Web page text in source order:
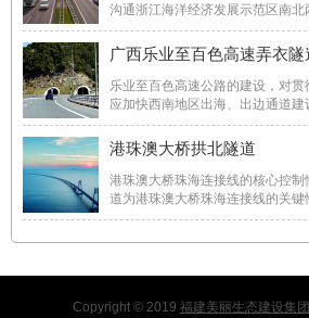
沟通浙江海洋经济发展示范区南
杭州湾产业带和杭州都市经济圈
济互动，而且更有利于浙江海洋经
广西乐业至百色高速弄衣隧
乐业至百色高速公路的建设，对
应加快西南地区出海、出边通道
口及高速公路网结构，改善百色
条件和投资环境，促进沿线地区特
实意义。弄衣隧道设计为分离式隧
港珠澳大桥拱北隧道
港珠澳大桥珠海连接线的核心控
道为港珠澳大桥珠海连接线的关
80km/h为国内第一座采用管幕冻
Copyright © 2019 福建美丽生态建设集